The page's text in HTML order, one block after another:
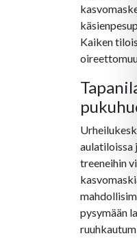
Kaiken
aulatiloissa
treeneihin
pysymään